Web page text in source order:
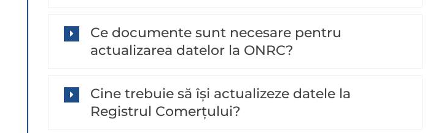
Ce documente sunt necesare pentru
actualizarea datelor la ONRC?
Cine trebuie să își actualizeze datele la
Registrul Comerțului?